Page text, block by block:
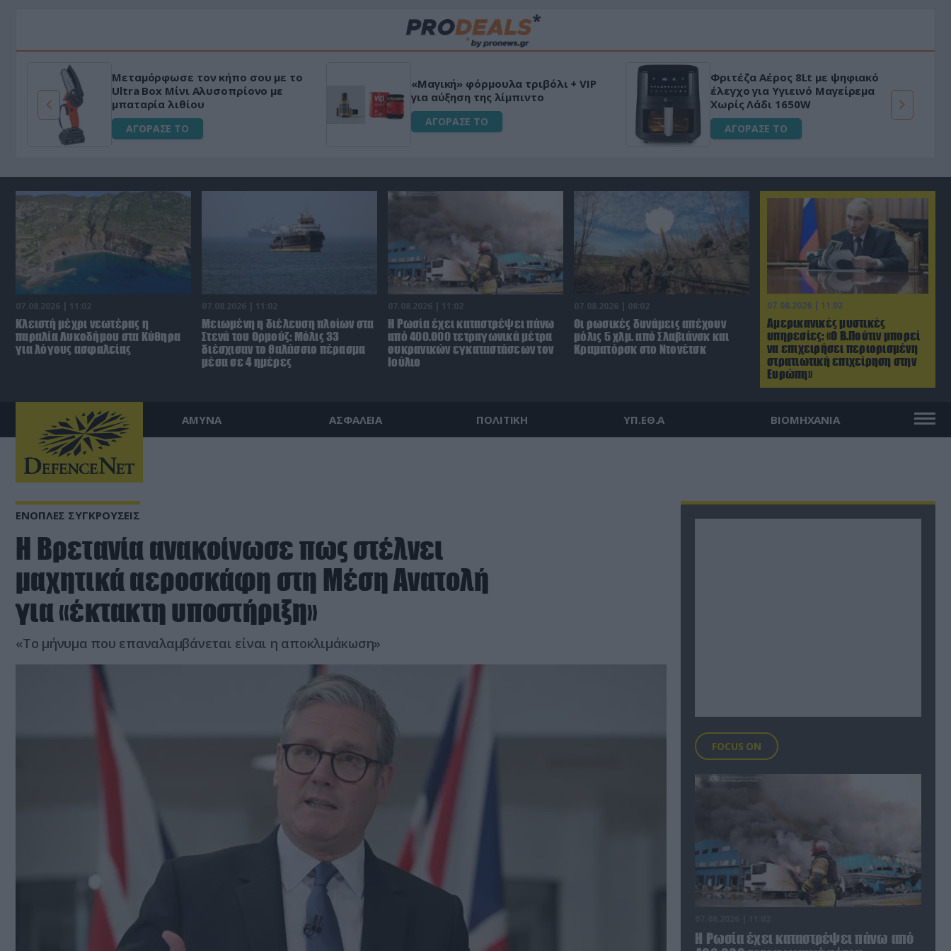
Μεταμόρφωσε τον κήπο σου με το
Ultra Box Μίνι Αλυσοπρίονο με
μπαταρία λιθίου
ΑΓΟΡΑΣΕ ΤΟ
«Μαγική» φόρμουλα τριβόλι + VIP
για αύξηση της λίμπιντο
ΑΓΟΡΑΣΕ ΤΟ
Φριτέζα Αέρος 8Lt με ψηφιακό
έλεγχο για Υγιεινό Μαγείρεμα
Χωρίς Λάδι 1650W
ΑΓΟΡΑΣΕ ΤΟ
07.08.2026 | 11:02
Αμερικανικές μυστικές
υπηρεσίες: «Ο Β.Πούτιν μπορεί
να επιχειρήσει περιορισμένη
στρατιωτική επιχείρηση στην
Ευρώπη»
07.08.2026 | 11:02
Κλειστή μέχρι νεωτέρας η
παραλία Λυκοδήμου στα Κύθηρα
για λόγους ασφαλείας
07.08.2026 | 11:02
Μειωμένη η διέλευση πλοίων στα
Στενά του Ορμούζ: Μόλις 33
διέσχισαν το θαλάσσιο πέρασμα
μέσα σε 4 ημέρες
07.08.2026 | 11:02
Η Ρωσία έχει καταστρέψει πάνω
από 400.000 τετραγωνικά μέτρα
ουκρανικών εγκαταστάσεων τον
Ιούλιο
07.08.2026 | 08:02
Οι ρωσικές δυνάμεις απέχουν
μόλις 5 χλμ. από Σλαβιάνσκ και
Κραματόρσκ στο Ντονέτσκ
ΑΜΥΝΑ ΑΣΦΑΛΕΙΑ ΠΟΛΙΤΙΚΗ ΥΠ.ΕΘ.Α ΒΙΟΜΗΧΑΝΙΑ
ΕΝΟΠΛΕΣ ΣΥΓΚΡΟΥΣΕΙΣ
Η Βρετανία ανακοίνωσε πως στέλνει
μαχητικά αεροσκάφη στη Μέση Ανατολή
για «έκτακτη υποστήριξη»
«Το μήνυμα που επαναλαμβάνεται είναι η αποκλιμάκωση»
FOCUS ON
Η Ρωσία έχει καταστρέψει πάνω από